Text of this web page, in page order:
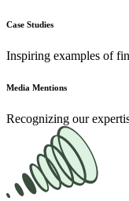
Case Studies
Inspiring examples of
Media Mentions
Recognizing our